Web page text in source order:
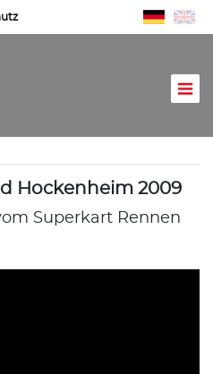
Hockenheim 2009
Superkart Rennen